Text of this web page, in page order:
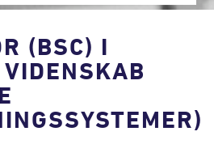
(BSC) I